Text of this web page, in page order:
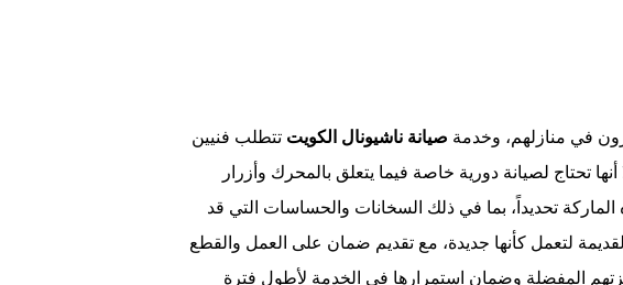
في منازلهم، وخدمة صيانة ناشيونال الكويت تتطلب فنيين
تحتاج لصيانة دورية خاصة فيما يتعلق بالمحرك وأزرار
الماركة تحديداً، بما في ذلك السخانات والحساسات التي قد
لتعمل كأنها جديدة، مع تقديم ضمان على العمل والقطع
المفضلة وضمان استمرارها في الخدمة لأطول فترة